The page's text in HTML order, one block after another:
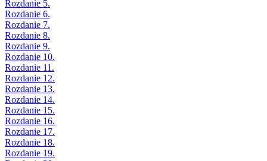
Rozdanie 5.
Rozdanie 6.
Rozdanie 7.
Rozdanie 8.
Rozdanie 9.
Rozdanie 10.
Rozdanie 11.
Rozdanie 12.
Rozdanie 13.
Rozdanie 14.
Rozdanie 15.
Rozdanie 16.
Rozdanie 17.
Rozdanie 18.
Rozdanie 19.